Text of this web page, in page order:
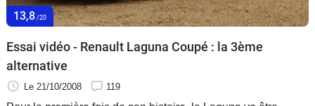
13,8 /20
Essai vidéo - Renault Laguna Coupé : la 3ème
alternative
Le 21/10/2008 119